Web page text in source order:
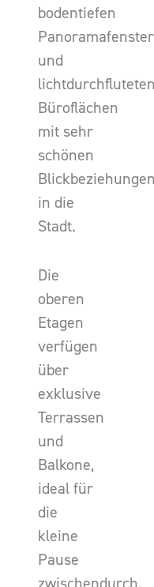
bodentiefen
und
lichtdurchfluteten
Büroflächen
mit sehr
schönen
Blickbeziehungen
in die
Stadt.
Die
oberen
Etagen
verfügen
über
exklusive
Terrassen
und
Balkone,
ideal für
die
kleine
Pause